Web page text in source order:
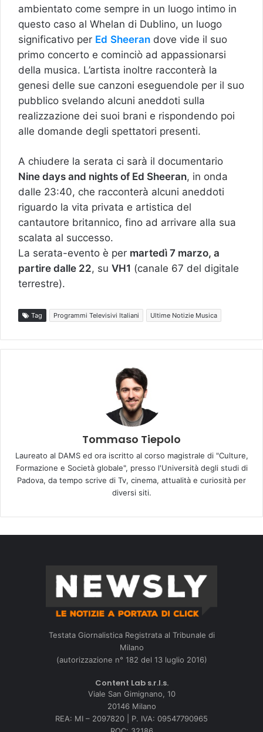
ambientato come sempre in un luogo intimo in
questo caso al Whelan di Dublino, un luogo
significativo per Ed Sheeran dove vide il suo
primo concerto e cominciò ad appassionarsi
della musica. L’artista inoltre racconterà la
genesi delle sue canzoni eseguendole per il suo
pubblico svelando alcuni aneddoti sulla
realizzazione dei suoi brani e rispondendo poi
alle domande degli spettatori presenti.
A chiudere la serata ci sarà il documentario
Nine days and nights of Ed Sheeran, in onda
dalle 23:40, che racconterà alcuni aneddoti
riguardo la vita privata e artistica del
cantautore britannico, fino ad arrivare alla sua
scalata al successo.
La serata-evento è per martedì 7 marzo, a
partire dalle 22, su VH1 (canale 67 del digitale
terrestre).
Tag Programmi Televisivi Italiani Ultime Notizie Musica
Tommaso Tiepolo
Laureato al DAMS ed ora iscritto al corso magistrale di "Culture,
Formazione e Società globale", presso l'Università degli studi di
Padova, da tempo scrive di Tv, cinema, attualità e curiosità per
diversi siti.
Testata Giornalistica Registrata al Tribunale di
Milano
(autorizzazione n° 182 del 13 luglio 2016)
Content Lab s.r.l.s.
Viale San Gimignano, 10
20146 Milano
REA: MI – 2097820 | P. IVA: 09547790965